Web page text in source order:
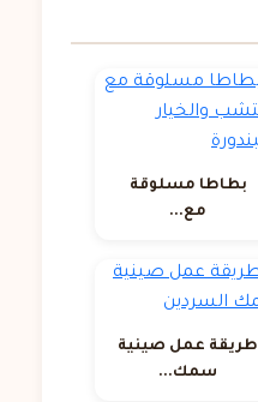
بطاطا مسلوقة
مع...
طريقة عمل صينية
سمك...